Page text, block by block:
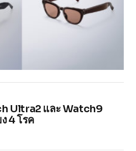
Ultra2 และ Watch9
4 โรค